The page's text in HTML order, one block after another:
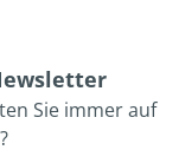
Sie immer auf